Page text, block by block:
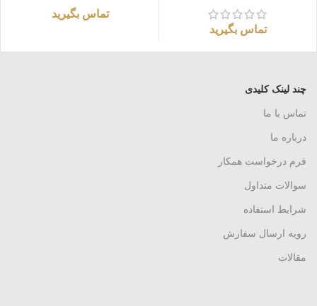
تماس بگیرید
تماس بگیرید
چند لینک کلیدی
تماس با ما
درباره ما
فرم درخواست همکار
سوالات متداول
شرایط استفاده
رویه ارسال سفارش
مقالات